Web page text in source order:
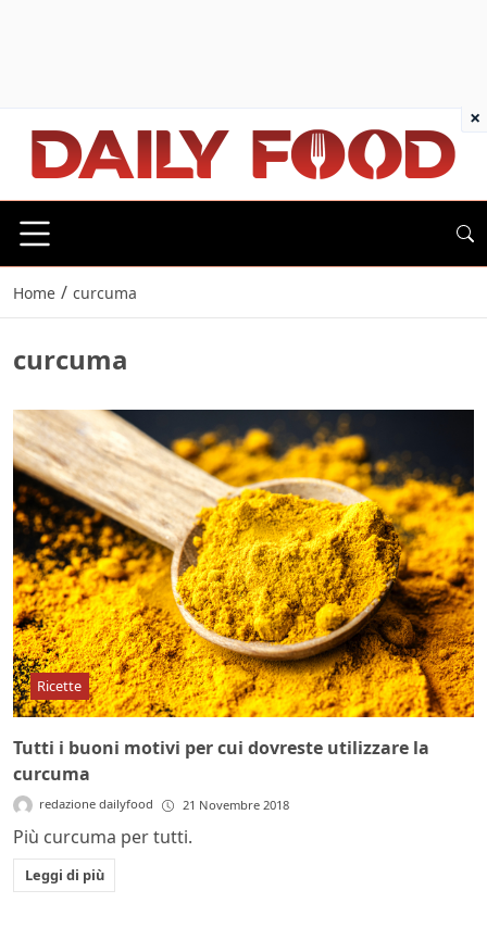
Home / curcuma
curcuma
Ricette
Tutti i buoni motivi per cui dovreste utilizzare la
curcuma
redazione dailyfood 21 Novembre 2018
Più curcuma per tutti.
Leggi di più
×